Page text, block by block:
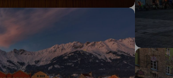
hätte sich unser Sucher verirrt. Sobald